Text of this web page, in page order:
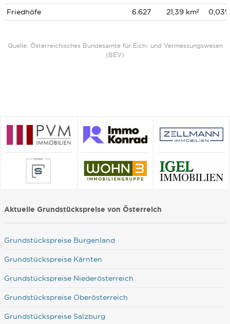
Friedhöfe 6.627 21,39 km²
Quelle: Österreichisches Bundesamte für Eich- und Vermessungswesen
(BEV)
Aktuelle Grundstückspreise von Österreich
Grundstückspreise Burgenland
Grundstückspreise Kärnten
Grundstückspreise Niederösterreich
Grundstückspreise Oberösterreich
Grundstückspreise Salzburg